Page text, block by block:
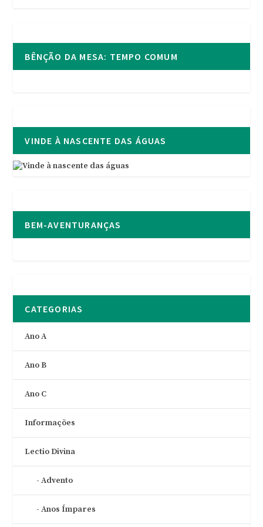
BÊNÇÃO DA MESA: TEMPO COMUM
VINDE À NASCENTE DAS ÁGUAS
BEM-AVENTURANÇAS
CATEGORIAS
Ano A
Ano B
Ano C
Informações
Lectio Divina
Advento
Anos Ímpares